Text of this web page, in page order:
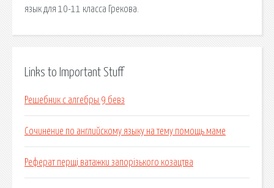
язык для 10-11 класса Грекова.
Links to Important Stuff
Решебник с алгебры 9 бевз
Сочинение по английскому языку на тему помощь маме
Реферат перщі ватажки запорізького козацтва